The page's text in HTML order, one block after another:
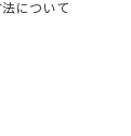
について